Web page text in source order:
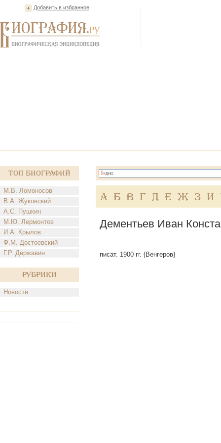
Добавить в избранное
Топ Биографий
М.В. Ломоносов
В.А. Жуковский
А.С. Пушкин
М.Ю. Лермонтов
И.А. Крылов
Ф.М. Достоевский
Г.Р. Державин
Рубрики
Новости
А Б В Г Д Е Ж З И
Дементьев Иван
писат. 1900 гг. {Венгеров}